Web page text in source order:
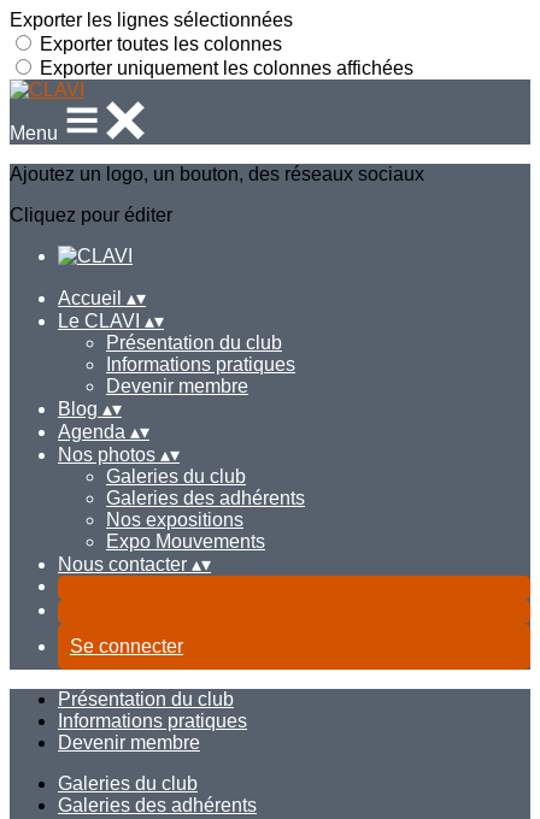
Exporter les lignes sélectionnées
Exporter toutes les colonnes
Exporter uniquement les colonnes affichées
Menu
Ajoutez un logo, un bouton, des réseaux sociaux
Cliquez pour éditer
Accueil ▴▾
Le CLAVI ▴▾
Présentation du club
Informations pratiques
Devenir membre
Blog ▴▾
Agenda ▴▾
Nos photos ▴▾
Galeries du club
Galeries des adhérents
Nos expositions
Expo Mouvements
Nous contacter ▴▾
Se connecter
Présentation du club
Informations pratiques
Devenir membre
Galeries du club
Galeries des adhérents